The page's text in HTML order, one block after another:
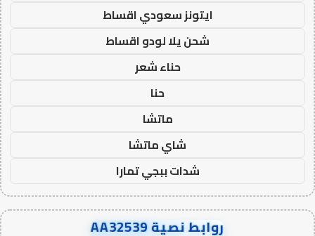
ايتونز سعودي اقساط
شحن يلا لودو اقساط
حناء شعر
حنا
ماتشا
شاي ماتشا
شدات ببجي تمارا
روابط نصية AA32539